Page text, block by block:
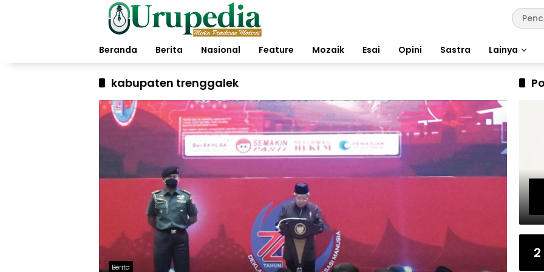
Beranda
Berita Nasional Feature Mozaik Esai Opini Sastra Lainya
kabupaten trenggalek
Berita
2